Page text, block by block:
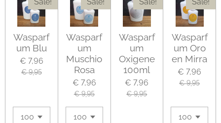
Wasparf
um Blu
€ 7,96
€ 9,95
Wasparf
um
Muschio
Rosa
€ 7,96
€ 9,95
Wasparf
um
Oxigene
100ml
€ 7,96
€ 9,95
Wasparf
um Oro
en Mirra
€ 7,96
€ 9,95